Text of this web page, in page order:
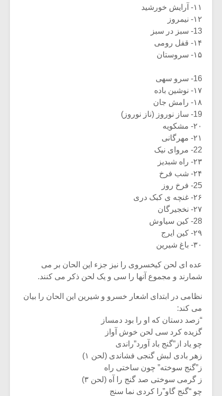
۱۱- آرایش خورشید
۱۲- نیمروز
13- سبز در سبز
۱۴- قفل رومی
۱۵- سروستان
16- سرو سهی
۱۷- نوشین باده
۱۸- رامش جان
19- ساز نوروز (ناز نوروز)
۲۰- مشکویه
۲۱- مهرگانی
22- مروای نیک
۲۳- راه شبدیز
۲۴- شب فرخ
25- فرخ روز
۲۶- غنچه ی کبک دری
۲۷- نخجیرگان
28- کین سیاوش
۲۹- کین ایرج
۳۰- باغ شیرین
عده ای لحن کیخسروی را نیز جزء این الحان بر می
شمارند و مجموع آنها را سی و یک لحن ذکر می کنند.
نظامی در ابتدای اشعار خسرو و شیرین این الحان را بیان
می کند:
“زصد دستان که او را بود دمساز
گزیده کرد سی لحن خوش آواز
چو یاد از”گنج باد آورد”راندی
زهر بادی لبش گنجی فشاندی (لحن ۱)
ز”گنج سوخته” چون ساختی راه
ز گرمی سوختی صد گنج را آه (لحن ۳)
چو “گنج گاو”را کردی نما سنج